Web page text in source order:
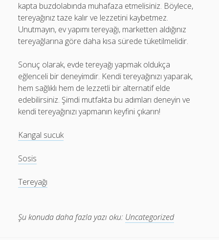
kapta buzdolabında muhafaza etmelisiniz. Böylece,
tereyağınız taze kalır ve lezzetini kaybetmez.
Unutmayın, ev yapımı tereyağı, marketten aldığınız
tereyağlarına göre daha kısa sürede tüketilmelidir.
Sonuç olarak, evde tereyağı yapmak oldukça
eğlenceli bir deneyimdir. Kendi tereyağınızı yaparak,
hem sağlıklı hem de lezzetli bir alternatif elde
edebilirsiniz. Şimdi mutfakta bu adımları deneyin ve
kendi tereyağınızı yapmanın keyfini çıkarın!
Kangal sucuk
Sosis
Tereyağı
Şu konuda daha fazla yazı oku: Uncategorized